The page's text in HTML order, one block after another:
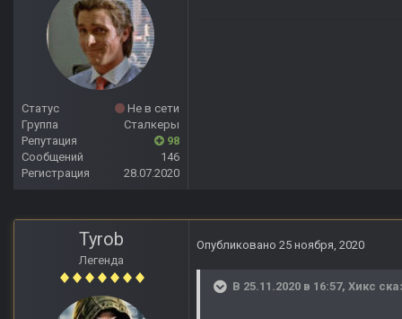
Статус
Не в сети
Группа
Сталкеры
Репутация
98
Сообщений
146
Регистрация
28.07.2020
Tyrob
Легенда
Опубликовано 25 ноября, 2020
В 25.11.2020 в 16:57, Хикс